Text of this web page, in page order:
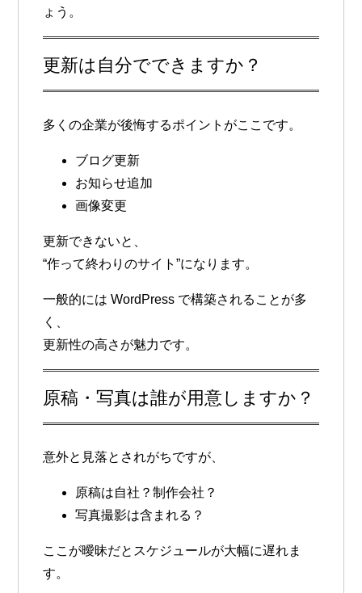
ょう。
更新は自分でできますか？
多くの企業が後悔するポイントがここです。
ブログ更新
お知らせ追加
画像変更
更新できないと、
“作って終わりのサイト”になります。
一般的にはWordPress で構築されることが多
く、
更新性の高さが魅力です。
原稿・写真は誰が用意しますか？
意外と見落とされがちですが、
原稿は自社？制作会社？
写真撮影は含まれる？
ここが曖昧だとスケジュールが大幅に遅れま
す。